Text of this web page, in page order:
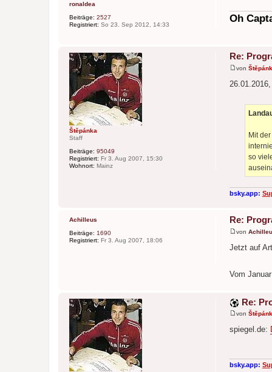
ronaldea
Beiträge: 2527
Registriert: So 23. Sep 2012, 14:33
g
Oh
Štěpánka
Staff
Beiträge: 95049
Registriert: Fr 3. Aug 2007, 15:30
Wohnort: Mainz
Re:
e
i
von
Mit
so
bsky.app:
Achilleus
Beiträge: 1690
Registriert: Fr 3. Aug 2007, 18:06
Re:
e
i
a
von
Jetzt auf
Vom
Re:
e
i
g
von
spiegel.de:
bsky.app: